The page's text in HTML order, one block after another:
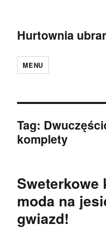
Hurtownia
MENU
Tag:
komplety
Sweterkowe
moda na
gwiazd!